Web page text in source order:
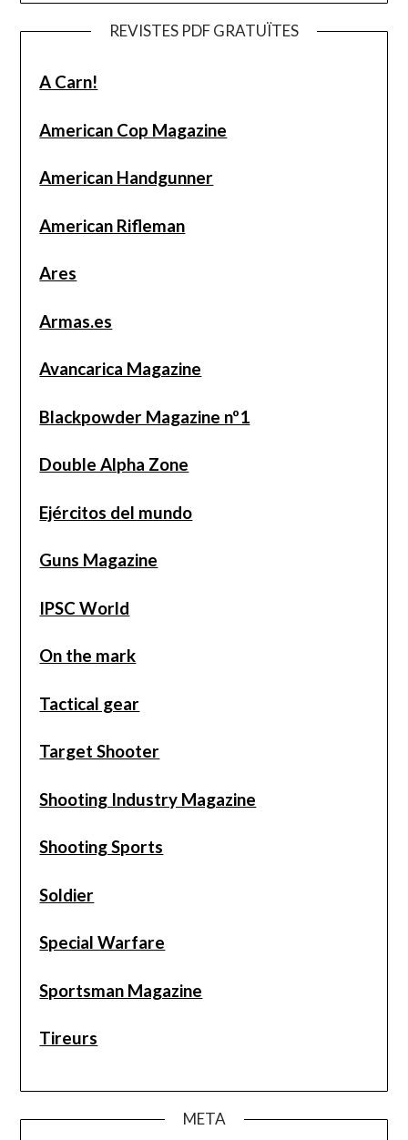
REVISTES PDF GRATUÏTES
A Carn!
American Cop Magazine
American Handgunner
American Rifleman
Ares
Armas.es
Avancarica Magazine
Blackpowder Magazine nº1
Double Alpha Zone
Ejércitos del mundo
Guns Magazine
IPSC World
On the mark
Tactical gear
Target Shooter
Shooting Industry Magazine
Shooting Sports
Soldier
Special Warfare
Sportsman Magazine
Tireurs
META